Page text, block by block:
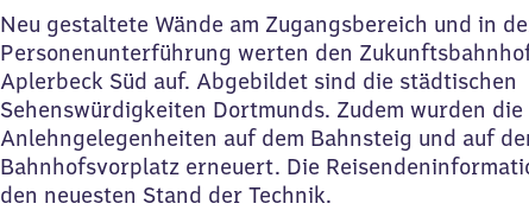
Neu gestaltete Wände am Zugangsbereich und in
Personenunterführung werten den
Aplerbeck Süd auf. Abgebildet sind die städtischen
Sehenswürdigkeiten Dortmunds. Zudem wurden
Anlehngelegenheiten auf dem Bahnsteig und auf
Bahnhofsvorplatz erneuert. Die
den neuesten Stand der Technik.